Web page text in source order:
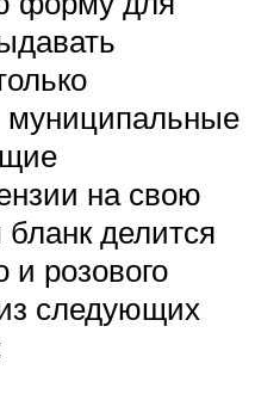
муниципальные
на свою
делится
и розового
следующих